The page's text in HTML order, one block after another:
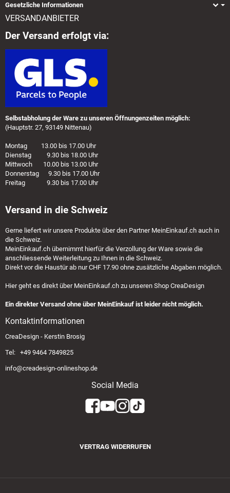
Gesetzliche Informationen
VERSANDANBIETER
Der Versand erfolgt via:
Selbstabholung der Ware zu unseren Öffnungenzeiten möglich:
(Hauptstr. 27, 93149 Nittenau)
Montag 13.00 bis 17.00 Uhr
Dienstag 9.30 bis 18.00 Uhr
Mittwoch 10.00 bis 13.00 Uhr
Donnerstag 9.30 bis 17.00 Uhr
Freitag 9.30 bis 17.00 Uhr
Versand in die Schweiz
Gerne liefert wir unsere Produkte über den Partner MeinEinkauf.ch auch in
die Schweiz.
MeinEinkauf.ch übernimmt hierfür die Verzollung der Ware sowie die
anschliessende Weiterleitung zu Ihnen in die Schweiz.
Direkt vor die Haustür ab nur CHF 17.90 ohne zusätzliche Abgaben möglich.
Hier geht es direkt über MeinEinkauf.ch zu unseren Shop CreaDesign
Ein direkter Versand ohne über MeinEinkauf ist leider nicht möglich.
Kontaktinformationen
CreaDesign - Kerstin Brosig
Tel: +49 9464 7849825
info@creadesign-onlineshop.de
Social Media
VERTRAG WIDERRUFEN